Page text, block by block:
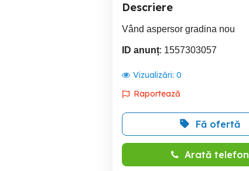
Descriere
Vând aspersor gradina nou
ID anunț: 1557303057
Vizualizări: 0
Raportează
Fă ofertă
Arată telefon